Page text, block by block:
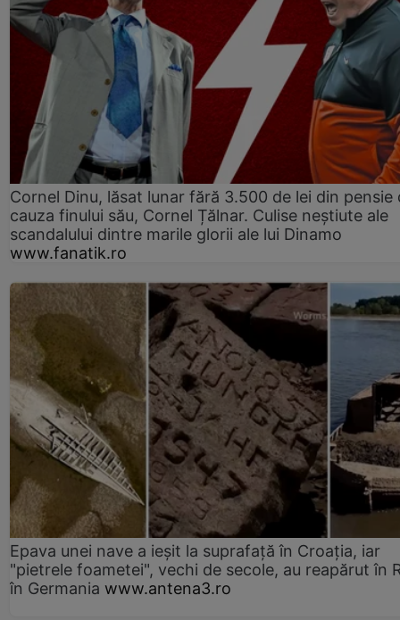
Cornel Dinu, lăsat lunar fără 3.500 de lei din pensie
cauza finului său, Cornel Țălnar. Culise neștiute ale
scandalului dintre marile glorii ale lui Dinamo
www.fanatik.ro
Epava unei nave a ieșit la suprafață în Croația, iar
"pietrele foametei", vechi de secole, au reapărut în
în Germania www.antena3.ro